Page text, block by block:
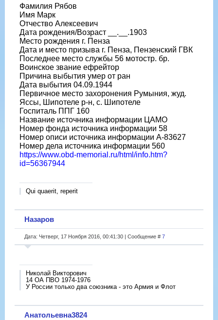
Фамилия Рябов
Имя Марк
Отчество Алексеевич
Дата рождения/Возраст __.__.1903
Место рождения г. Пенза
Дата и место призыва г. Пенза, Пензенский ГВК
Последнее место службы 56 мотостр. бр.
Воинское звание ефрейтор
Причина выбытия умер от ран
Дата выбытия 04.09.1944
Первичное место захоронения Румыния, жуд.
Яссы, Шипотеле р-н, с. Шипотеле
Госпиталь ППГ 160
Название источника информации ЦАМО
Номер фонда источника информации 58
Номер описи источника информации А-83627
Номер дела источника информации 560
https://www.obd-memorial.ru/html/info.htm?
id=56367944
Qui quaerit, reperit
Назаров
Дата: Четверг, 17 Ноября 2016, 00:41:30 | Сообщение # 7
Николай Викторович
14 ОА ПВО 1974-1976
У России только два союзника - это Армия и Флот
Анатольевна3824